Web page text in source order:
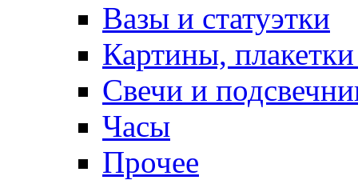
Вазы и статуэтки
Картины,
Свечи и
Часы
Прочее